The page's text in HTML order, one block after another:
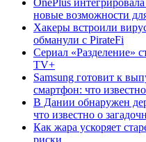
новые возможности
Хакеры встроили
обманули с PirateFi
Сериал «Разделение»
TV+
Samsung готовит к
смартфон: что
В Дании обнаружен
что известно о
Как жара ускоряет
риски